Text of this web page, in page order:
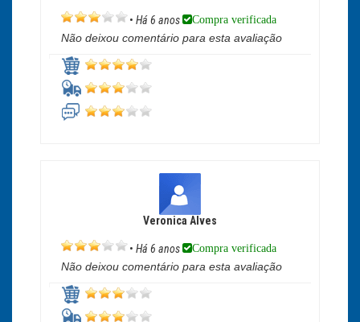
• Há 6 anos Compra verificada
Não deixou comentário para esta avaliação
Veronica Alves
• Há 6 anos Compra verificada
Não deixou comentário para esta avaliação